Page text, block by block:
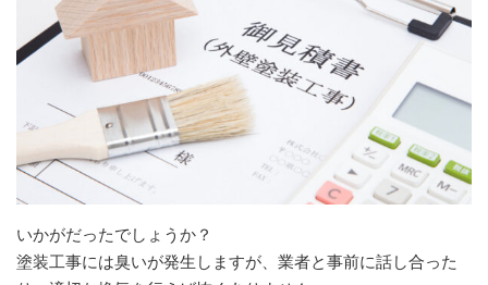
いかがだったでしょうか？
塗装工事には臭いが発生しますが、業者と事前に話し合った